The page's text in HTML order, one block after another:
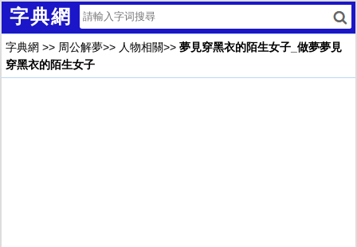
字典網
字典網 >> 周公解夢>> 人物相關>> 夢見穿黑衣的陌生女子_做夢夢見
穿黑衣的陌生女子